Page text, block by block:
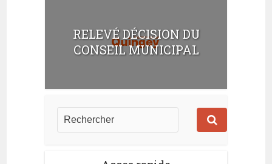
RELEVÉ DÉCISION DU
CONSEIL MUNICIPAL